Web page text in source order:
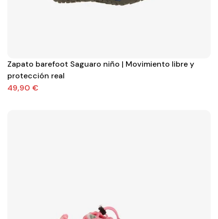
Zapato barefoot Saguaro niño | Movimiento libre y
protección real
49,90 €